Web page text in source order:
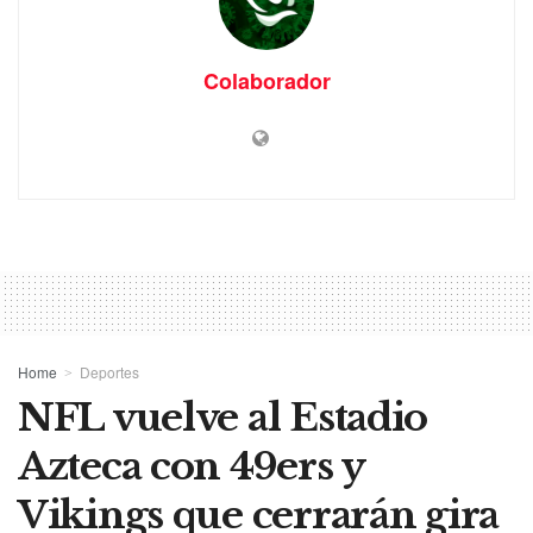
Colaborador
Home Deportes
NFL vuelve al Estadio
Azteca con 49ers y
Vikings que cerrarán gira